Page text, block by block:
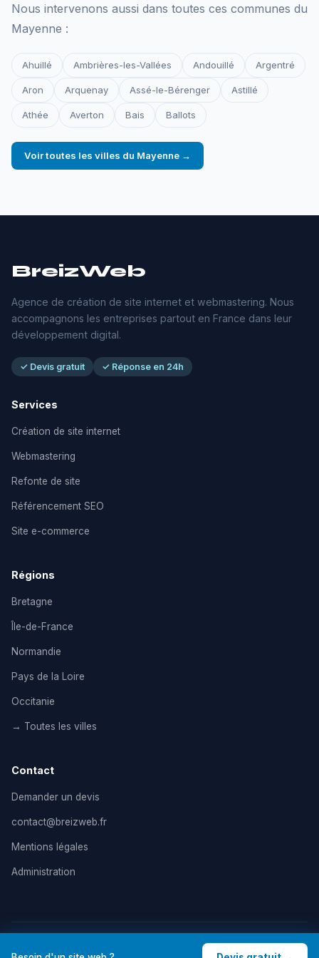
Nous intervenons aussi dans toutes ces communes du
Mayenne :
Ahuillé Ambrières-les-Vallées Andouillé Argentré
Aron Arquenay Assé-le-Bérenger Astillé
Athée Averton Bais Ballots
Voir toutes les villes du Mayenne →
BreizWeb
Agence de création de site internet et webmastering. Nous
accompagnons les entreprises partout en France dans leur
développement digital.
✓ Devis gratuit ✓ Réponse en 24h
Services
Création de site internet
Webmastering
Refonte de site
Référencement SEO
Site e-commerce
Régions
Bretagne
Île-de-France
Normandie
Pays de la Loire
Occitanie
→ Toutes les villes
Contact
Demander un devis
contact@breizweb.fr
Mentions légales
Administration
© 2026 BreizWeb — Agence de création de site internet en